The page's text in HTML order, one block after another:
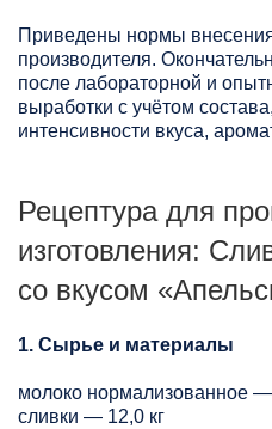
Приведены нормы
производителя.
после лабораторной и
выработки с учётом
интенсивности вкуса,
Рецептура для
изготовления:
со вкусом
1. Сырье и материалы
молоко нормализованное —
сливки — 12,0 кг